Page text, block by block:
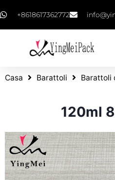
+8618617362772
Casa Barattoli Barattoli
120ml